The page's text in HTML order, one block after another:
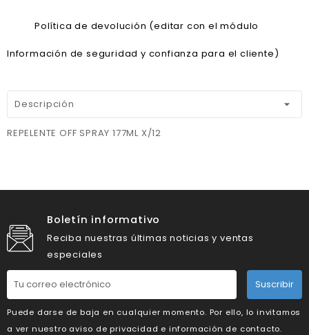
Política de devolución (editar con el módulo
Información de seguridad y confianza para el cliente)
Descripción
REPELENTE OFF SPRAY 177ML X/12
Boletín informativo
Reciba nuestras últimas noticias y ventas
especiales
Suscribir
Puede darse de baja en cualquier momento. Por ello, lo invitamos
a ver nuestro aviso de privacidad e información de contacto.